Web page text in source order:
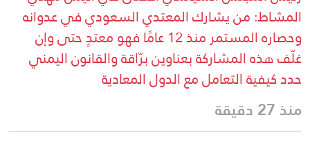
المشاط: من يشارك المعتدي السعودي في عدوانه
وحصاره المستمر منذ 12 عامًا فهو معتدٍ حتى وإن
غلّف هذه المشاركة بعناوين برّاقة والقانون اليمني
حدد كيفية التعامل مع الدول المعادية
منذ 27 دقيقة